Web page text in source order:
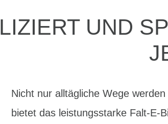
UND
Nicht nur alltägliche Wege
bietet das leistungsstarke Falt-E-